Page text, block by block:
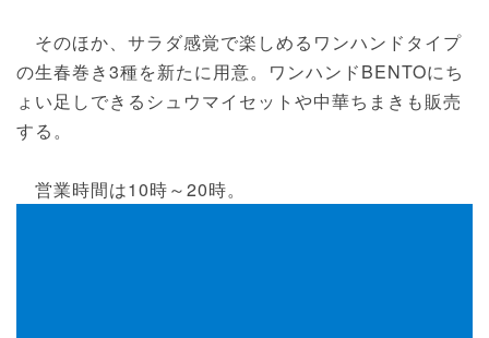
そのほか、サラダ感覚で楽しめるワンハンドタイプ
の生春巻き3種を新たに用意。ワンハンドBENTOにち
ょい足しできるシュウマイセットや中華ちまきも販売
する。
営業時間は10時～20時。